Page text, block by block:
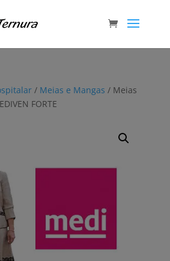
/ Meias e Mangas / Meias
FORTE